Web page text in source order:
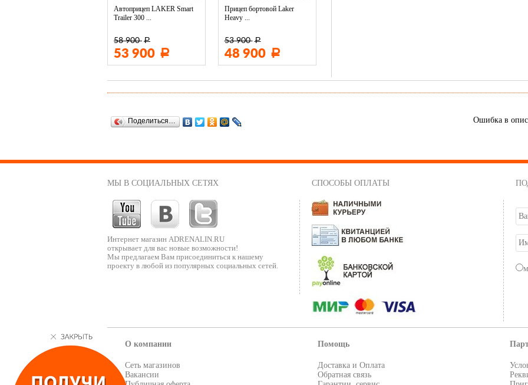
Автоприцеп LAKER Smart
Trailer 300 ...
58 900 Р
53 900 Р
Прицеп бортовой Laker
Heavy ...
53 900 Р
48 900 Р
Ошибка в
Поделиться…
МЫ В СОЦИАЛЬНЫХ СЕТЯХ
Интернет магазин ADRENALIN.RU
открывает для вас новые возможности!
Мы предлагаем Вам присоединиться к нашему
проекту в любой из популярных социальных сетей.
СПОСОБЫ ОПЛАТЫ
О компании
Сеть магазинов
Вакансии
Помощь
Доставка и Оплата
Обратная связь